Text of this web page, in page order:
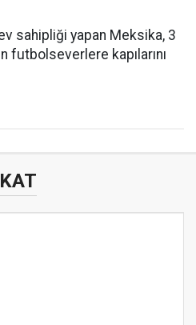
sahipliği yapan Meksika, 3
futbolseverlere kapılarını